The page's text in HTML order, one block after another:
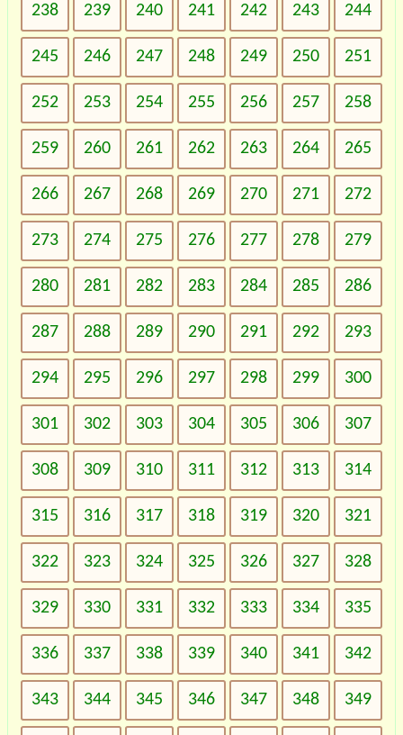
238 239 240 241 242 243 244
245 246 247 248 249 250 251
252 253 254 255 256 257 258
259 260 261 262 263 264 265
266 267 268 269 270 271 272
273 274 275 276 277 278 279
280 281 282 283 284 285 286
287 288 289 290 291 292 293
294 295 296 297 298 299 300
301 302 303 304 305 306 307
308 309 310 311 312 313 314
315 316 317 318 319 320 321
322 323 324 325 326 327 328
329 330 331 332 333 334 335
336 337 338 339 340 341 342
343 344 345 346 347 348 349